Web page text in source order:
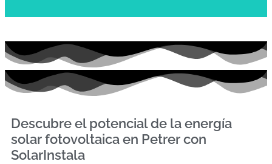
Descubre el potencial de la energía
solar fotovoltaica en Petrer con
SolarInstala